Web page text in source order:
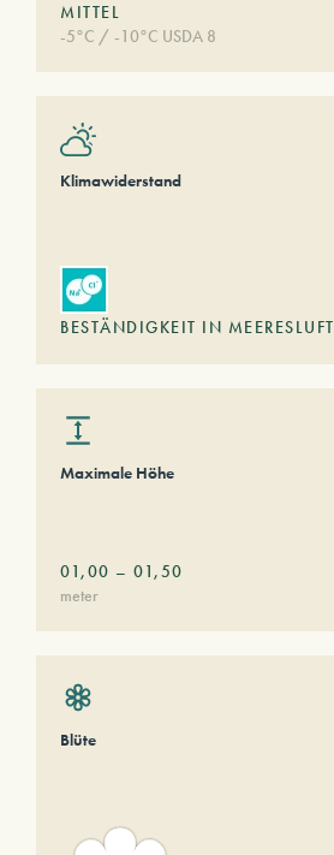
MITTEL
-5°C / -10°C USDA 8
Klimawiderstand
BESTÄNDIGKEIT IN MEERESLUFT
Maximale Höhe
01,00 – 01,50
meter
Blüte